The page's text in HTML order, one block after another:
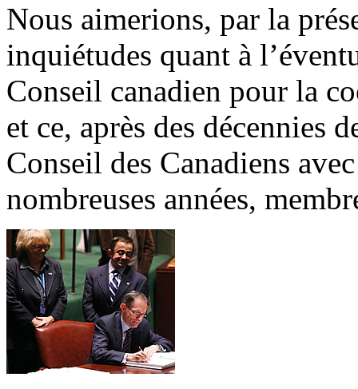
Nous aimerions, par la
inquiétudes quant à
Conseil canadien pour la
et ce, après des décennies
Conseil des Canadiens
nombreuses années,